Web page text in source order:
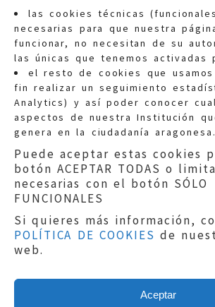
las cookies técnicas
necesarias para que nuestra
funcionar, no necesitan de su
las únicas que tenemos activadas
el resto de cookies que
fin realizar un seguimiento
Analytics) y así poder conocer
aspectos de nuestra Institución
genera en la ciudadanía aragonesa.
Puede aceptar estas cookies
botón ACEPTAR TODAS o
necesarias con el botón SÓLO
FUNCIONALES
Si quieres más información,
POLÍTICA DE COOKIES de
web.
Aceptar
Quejas:
Información
Teléfonos:900 210 210/
Aviso legal|Política de
Protección de Datos
Política de cookies